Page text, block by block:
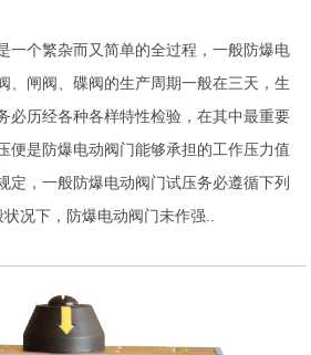
一个繁杂而又简单的全过程，一般防爆电
、闸阀、碟阀的生产周期一般在三天，生
必历经各种各样特性检验，在其中最重要
便是防爆电动阀门能够承担的工作压力值
定，一般防爆电动阀门试压务必遵循下列
况下，防爆电动阀门未作强..